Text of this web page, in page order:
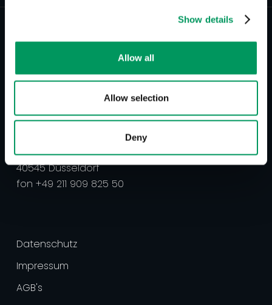
Show details
Allow all
Allow selection
Deny
better tomorrow communication GmbH
Marken- & Digitalagentur
Cheruskerstraße 93
40545 Düsseldorf
‍fon +49 211 909 825 50
Datenschutz
Impressum
AGB's